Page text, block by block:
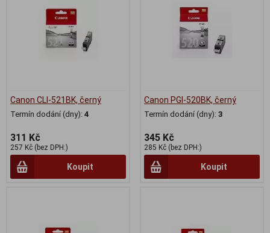
Canon CLI-521BK, černý
Termín dodání (dny): 4
311 Kč
257 Kč (bez DPH:)
Koupit
Canon PGI-520BK, černý
Termín dodání (dny): 3
345 Kč
285 Kč (bez DPH:)
Koupit